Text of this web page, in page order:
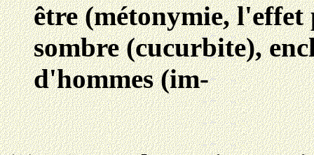
être (métonymie, l'effet
sombre (cucurbite),
d'hommes (im-